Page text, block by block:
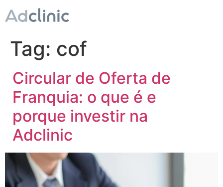
Tag: cof
Circular de Oferta de
Franquia: o que é e
porque investir na
Adclinic